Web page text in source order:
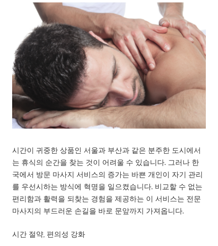
시간이 귀중한 상품인 서울과 부산과 같은 분주한 도시에서
는 휴식의 순간을 찾는 것이 어려울 수 있습니다. 그러나 한
국에서 방문 마사지 서비스의 증가는 바쁜 개인이 자기 관리
를 우선시하는 방식에 혁명을 일으켰습니다. 비교할 수 없는
편리함과 활력을 되찾는 경험을 제공하는 이 서비스는 전문
마사지의 부드러운 손길을 바로 문앞까지 가져옵니다.
시간 절약, 편의성 강화